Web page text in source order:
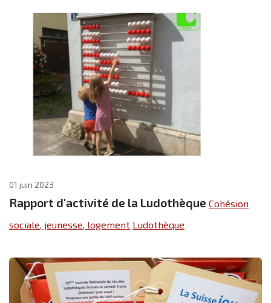
01 juin 2023
Rapport d'activité de la Ludothèque Cohésion
sociale, jeunesse, logement Ludothèque